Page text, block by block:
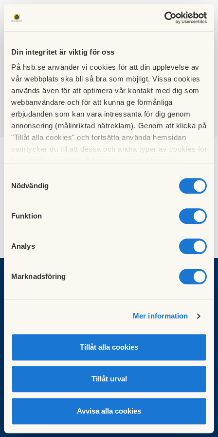
Din integritet är viktig för oss
På hsb.se använder vi cookies för att din upplevelse av
vår webbplats ska bli så bra som möjligt. Vissa cookies
används även för att optimera vår kontakt med dig som
webbanvändare och för att kunna ge förmånliga
erbjudanden som kan vara intressanta för dig genom
annonsering (målinriktad nätreklam). Genom att klicka på
"Tillåt alla cookies" och fortsätta använda hemsidan
samtycker du till att dessa och andra typer av cookies för
cookies och välja att endast tillåta ett urval.
Nödvändig
Funktion
Analys
Marknadsföring
Mer information
Tillåt alla cookies
Tillåt urval
Avvisa alla cookies
HSB BRF
VÄSTERBY 2
SÖK LOGGA IN
Brf Västerby 2
Cookieinställningar
Redigera hemsida